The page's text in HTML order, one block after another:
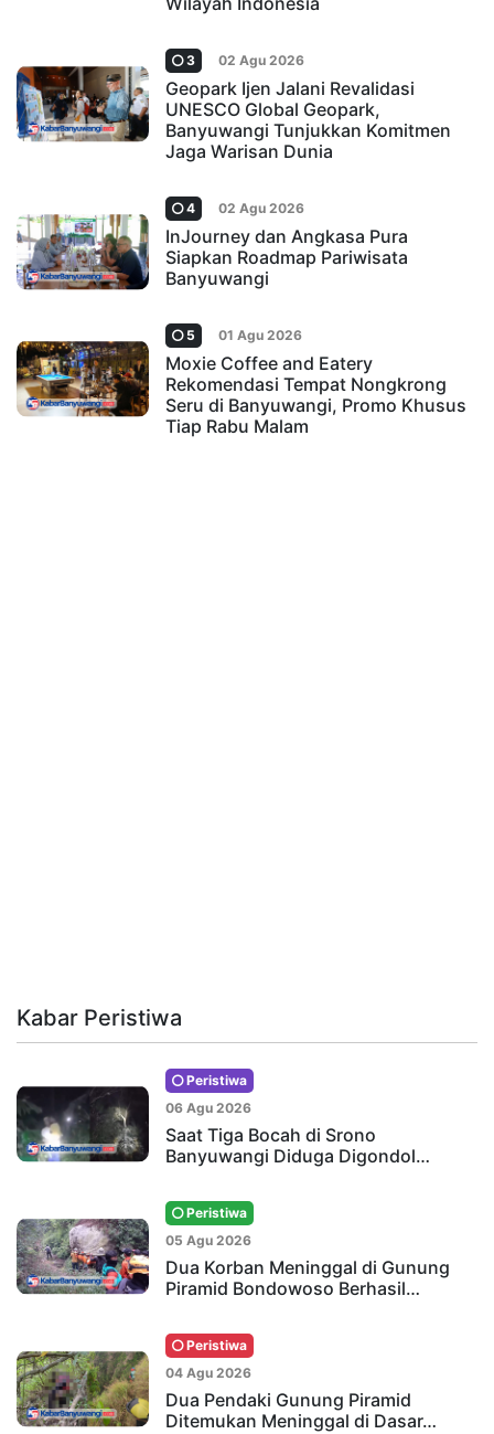
3 02 Agu 2026
Geopark Ijen Jalani Revalidasi
UNESCO Global Geopark,
Banyuwangi Tunjukkan Komitmen
Jaga Warisan Dunia
4 02 Agu 2026
InJourney dan Angkasa Pura
Siapkan Roadmap Pariwisata
Banyuwangi
5 01 Agu 2026
Moxie Coffee and Eatery
Rekomendasi Tempat Nongkrong
Seru di Banyuwangi, Promo Khusus
Tiap Rabu Malam
Kabar Peristiwa
Peristiwa
06 Agu 2026
Saat Tiga Bocah di Srono
Banyuwangi Diduga Digondol…
Peristiwa
05 Agu 2026
Dua Korban Meninggal di Gunung
Piramid Bondowoso Berhasil…
Peristiwa
04 Agu 2026
Dua Pendaki Gunung Piramid
Ditemukan Meninggal di Dasar…